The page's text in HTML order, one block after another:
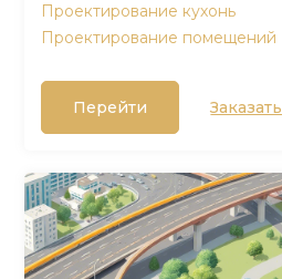
Проектирование кухонь
Проектирование помещений
Перейти Заказать